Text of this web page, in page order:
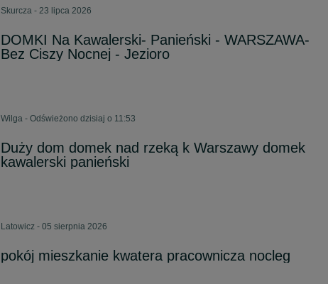
Skurcza - 23 lipca 2026
DOMKI Na Kawalerski- Panieński - WARSZAWA-
Bez Ciszy Nocnej - Jezioro
Wilga - Odświeżono dzisiaj o 11:53
Duży dom domek nad rzeką k Warszawy domek
kawalerski panieński
Latowicz - 05 sierpnia 2026
pokój mieszkanie kwatera pracownicza nocleg